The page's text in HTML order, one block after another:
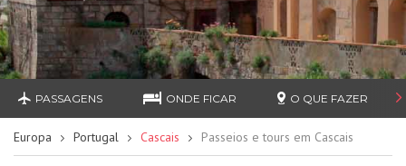
PASSAGENS ONDE FICAR O QUE FAZER
Europa Portugal Cascais Passeios e tours em Cascais